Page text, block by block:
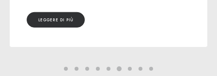
LEGGERE DI PIÙ